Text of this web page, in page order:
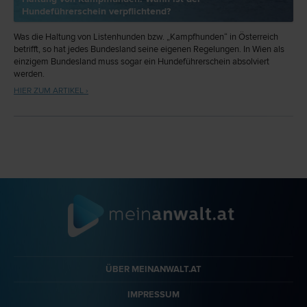
Hundeführerschein verpflichtend?
Was die Haltung von Listenhunden bzw. „Kampfhunden“ in Österreich
betrifft, so hat jedes Bundesland seine eigenen Regelungen. In Wien als
einzigem Bundesland muss sogar ein Hundeführerschein absolviert
werden.
HIER ZUM ARTIKEL ›
ÜBER MEINANWALT.AT
IMPRESSUM